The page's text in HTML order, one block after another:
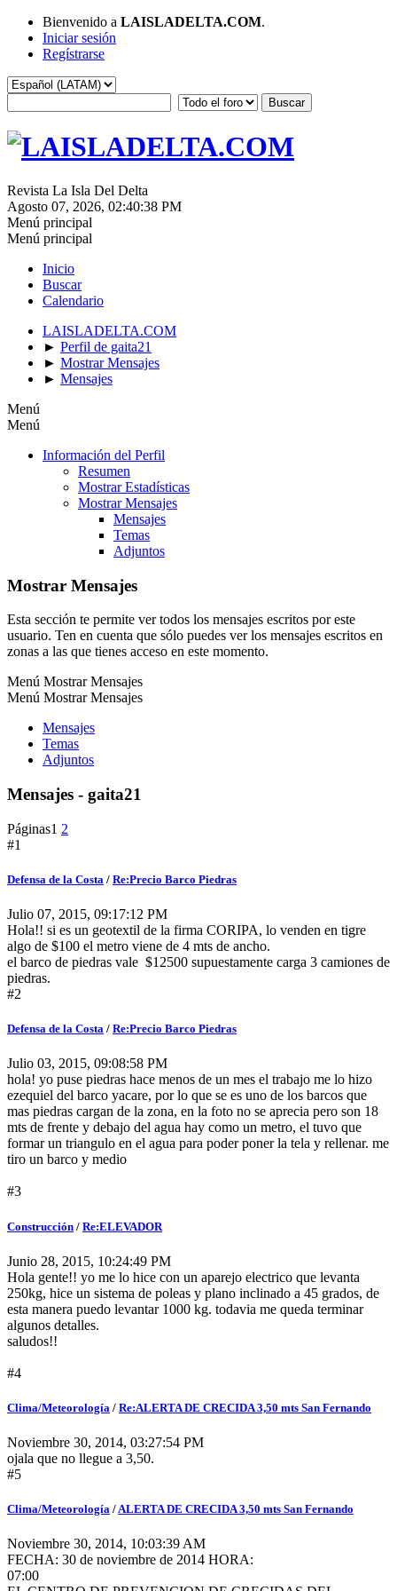
Bienvenido a LAISLADELTA.COM.
Iniciar sesión
Regístrarse
Revista La Isla Del Delta
Agosto 07, 2026, 02:40:38 PM
Menú principal
Menú principal
Inicio
Buscar
Calendario
LAISLADELTA.COM
► Perfil de gaita21
► Mostrar Mensajes
► Mensajes
Menú
Menú
Información del Perfil
Resumen
Mostrar Estadísticas
Mostrar Mensajes
Mensajes
Temas
Adjuntos
Mostrar Mensajes
Esta sección te permite ver todos los mensajes escritos por este
usuario. Ten en cuenta que sólo puedes ver los mensajes escritos en
zonas a las que tienes acceso en este momento.
Menú Mostrar Mensajes
Menú Mostrar Mensajes
Mensajes
Temas
Adjuntos
Mensajes - gaita21
Páginas1 2
#1
Defensa de la Costa / Re:Precio Barco Piedras
Julio 07, 2015, 09:17:12 PM
Hola!! si es un geotextil de la firma CORIPA, lo venden en tigre
algo de $100 el metro viene de 4 mts de ancho.
el barco de piedras vale $12500 supuestamente carga 3 camiones de
piedras.
#2
Defensa de la Costa / Re:Precio Barco Piedras
Julio 03, 2015, 09:08:58 PM
hola! yo puse piedras hace menos de un mes el trabajo me lo hizo
ezequiel del barco yacare, por lo que se es uno de los barcos que
mas piedras cargan de la zona, en la foto no se aprecia pero son 18
mts de frente y debajo del agua hay como un metro, el tuvo que
formar un triangulo en el agua para poder poner la tela y rellenar. me
tiro un barco y medio
#3
Construcción / Re:ELEVADOR
Junio 28, 2015, 10:24:49 PM
Hola gente!! yo me lo hice con un aparejo electrico que levanta
250kg, hice un sistema de poleas y plano inclinado a 45 grados, de
esta manera puedo levantar 1000 kg. todavia me queda terminar
algunos detalles.
saludos!!
#4
Clima/Meteorología / Re:ALERTA DE CRECIDA 3,50 mts San Fernando
Noviembre 30, 2014, 03:27:54 PM
ojala que no llegue a 3,50.
#5
Clima/Meteorología /ALERTA DE CRECIDA 3,50 mts San Fernando
Noviembre 30, 2014, 10:03:39 AM
FECHA: 30 de noviembre de 2014 HORA:
07:00